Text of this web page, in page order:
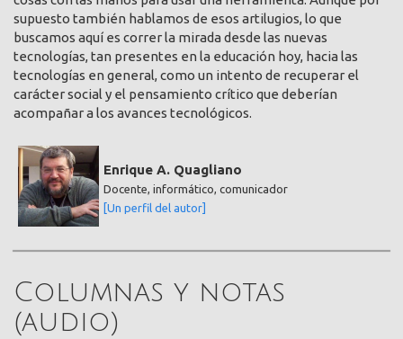
supuesto también hablamos de esos artilugios, lo que
buscamos aquí es correr la mirada desde las nuevas
tecnologías, tan presentes en la educación hoy, hacia las
tecnologías en general, como un intento de recuperar el
carácter social y el pensamiento crítico que deberían
acompañar a los avances tecnológicos.
Enrique A. Quagliano
Docente, informático, comunicador
[Un perfil del autor]
Columnas y notas
(audio)